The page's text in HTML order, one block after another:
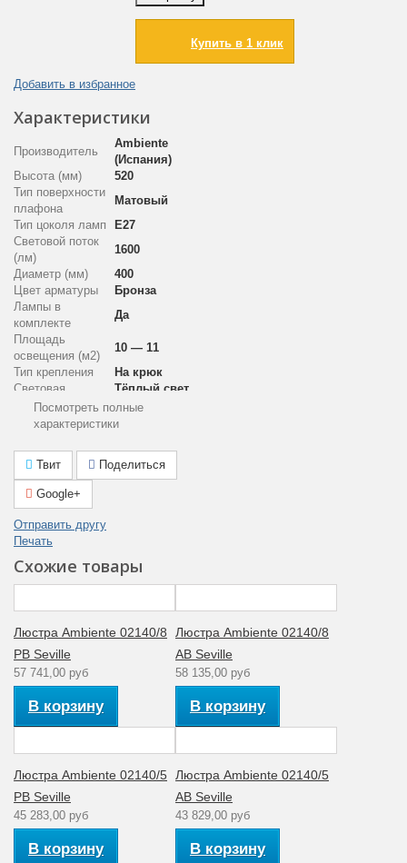
Добавить в избранное
Купить в 1 клик
Характеристики
Производитель
Ambiente
(Испания)
Высота (мм)
520
Тип поверхности
плафона
Матовый
Тип цоколя ламп
E27
Световой поток
(лм)
1600
Диаметр (мм)
400
Цвет арматуры
Бронза
Лампы в
комплекте
Да
Площадь
освещения (м2)
10 — 11
Тип крепления
На крюк
Световая
температура (K)
Тёплый свет
(2700K)
Общая мощность
20
Степень
пылевлагозащиты
пыль (1ая цифра)
влага (2ая цифра)
20
Гарантия
производителя
(месяцы)
Цвет плафона
Белый
Тип поверхности
Мощность лампы
(Вт)
4
Артикул
Материал
арматуры
Металл
Количество ламп
Стиль
Классика
40
Рабочее
напряжение (V)
Количество
плафонов
Диапазон рабочих
Посмотреть полные
характеристики
Твит Поделиться
Google+
Отправить другу
Печать
Схожие товары
Люстра Ambiente 02140/8
PB Seville
57 741,00 руб
В корзину
Люстра Ambiente 02140/8
AB Seville
58 135,00 руб
В корзину
Люстра Ambiente 02140/5
PB Seville
45 283,00 руб
В корзину
Люстра Ambiente 02140/5
AB Seville
43 829,00 руб
В корзину